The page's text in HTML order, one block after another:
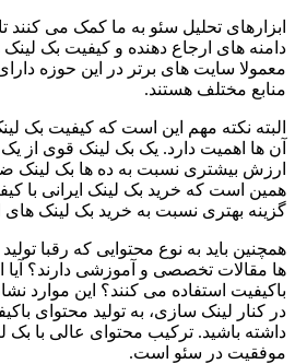
ابزارهای تحلیل سئو به ما کمک می کنند تا
دامنه های ارجاع دهنده و کیفیت بک
معمولا سایت های برتر در این حوزه
منابع مختلف هستند.
البته نکته مهم این است که کیفیت بک
آن ها اهمیت دارد. یک بک لینک قوی از
ارزش بیشتری نسبت به ده ها بک لینک
همین است که خرید بک لینک ایرانی با
گزینه بهتری نسبت به خرید بک لینک
همچنین باید به نوع محتوایی که رقبا
ها مقالات تخصصی و آموزشی دارند؟ آیا
باکیفیت استفاده می کنند؟ این موارد
در کنار لینک سازی، به تولید محتوای
داشته باشید. ترکیب محتوای عالی با
موفقیت در سئو است.